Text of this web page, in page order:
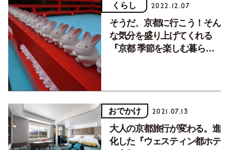
くらし 2022.12.07
そうだ、京都に行こう！そん
な気分を盛り上げてくれる
『京都 季節を楽しむ暮らし
おでかけ 2021.07.13
大人の京都旅行が変わる。進
化した『ウェスティン都ホテ